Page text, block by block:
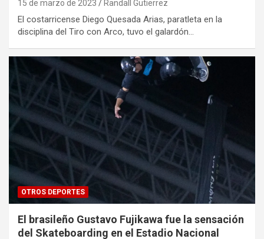
15 de marzo de 2023 Randall Gutierrez
El costarricense Diego Quesada Arias, paratleta en la
disciplina del Tiro con Arco, tuvo el galardón…
OTROS DEPORTES
El brasileño Gustavo Fujikawa fue la sensación
del Skateboarding en el Estadio Nacional